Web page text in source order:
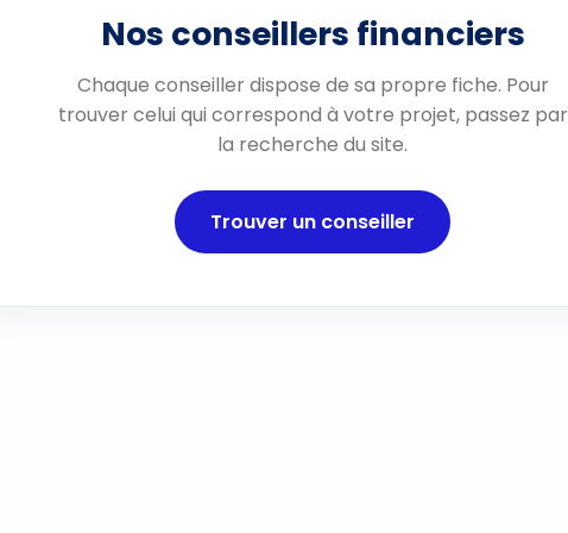
Nos conseillers financiers
Chaque conseiller dispose de sa propre fiche. Pour
trouver celui qui correspond à votre projet, passez par
la recherche du site.
Trouver un conseiller